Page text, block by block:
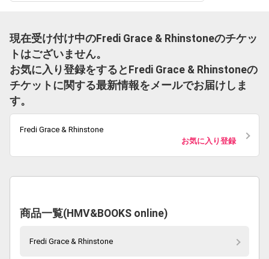
現在受け付け中のFredi Grace & Rhinstoneのチケッ
トはございません。
お気に入り登録をするとFredi Grace & Rhinstoneの
チケットに関する最新情報をメールでお届けしま
す。
Fredi Grace & Rhinstone
お気に入り登録
商品一覧(HMV&BOOKS online)
Fredi Grace & Rhinstone